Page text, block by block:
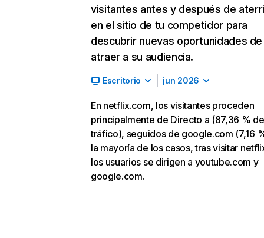
visitantes antes y después de
en el sitio de tu competidor para
descubrir nuevas oportunidades de
atraer a su audiencia.
Escritorio jun 2026
En netflix.com, los visitantes proceden
principalmente de Directo a (87,36 % de
tráfico), seguidos de google.com (7,16
la mayoría de los casos, tras visitar
los usuarios se dirigen a youtube.com y
google.com.